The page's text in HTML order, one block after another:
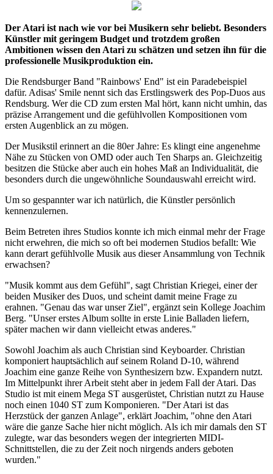
Der Atari ist nach wie vor bei Musikern sehr beliebt. Besonders
Künstler mit geringem Budget und trotzdem großen
Ambitionen wissen den Atari zu schätzen und setzen ihn für die
professionelle Musikproduktion ein.
Die Rendsburger Band "Rainbows' End" ist ein Paradebeispiel
dafür. Adisas' Smile nennt sich das Erstlingswerk des Pop-Duos aus
Rendsburg. Wer die CD zum ersten Mal hört, kann nicht umhin, das
präzise Arrangement und die gefühlvollen Kompositionen vom
ersten Augenblick an zu mögen.
Der Musikstil erinnert an die 80er Jahre: Es klingt eine angenehme
Nähe zu Stücken von OMD oder auch Ten Sharps an. Gleichzeitig
besitzen die Stücke aber auch ein hohes Maß an Individualität, die
besonders durch die ungewöhnliche Soundauswahl erreicht wird.
Um so gespannter war ich natürlich, die Künstler persönlich
kennenzulernen.
Beim Betreten ihres Studios konnte ich mich einmal mehr der Frage
nicht erwehren, die mich so oft bei modernen Studios befallt: Wie
kann derart gefühlvolle Musik aus dieser Ansammlung von Technik
erwachsen?
"Musik kommt aus dem Gefühl", sagt Christian Kriegei, einer der
beiden Musiker des Duos, und scheint damit meine Frage zu
erahnen. "Genau das war unser Ziel", ergänzt sein Kollege Joachim
Berg. "Unser erstes Album sollte in erste Linie Balladen liefern,
später machen wir dann vielleicht etwas anderes."
Sowohl Joachim als auch Christian sind Keyboarder. Christian
komponiert hauptsächlich auf seinem Roland D-10, während
Joachim eine ganze Reihe von Synthesizern bzw. Expandern nutzt.
Im Mittelpunkt ihrer Arbeit steht aber in jedem Fall der Atari. Das
Studio ist mit einem Mega ST ausgerüstet, Christian nutzt zu Hause
noch einen 1040 ST zum Komponieren. "Der Atari ist das
Herzstück der ganzen Anlage", erklärt Joachim, "ohne den Atari
wäre die ganze Sache hier nicht möglich. Als ich mir damals den ST
zulegte, war das besonders wegen der integrierten MIDI-
Schnittstellen, die zu der Zeit noch nirgends anders geboten
wurden."